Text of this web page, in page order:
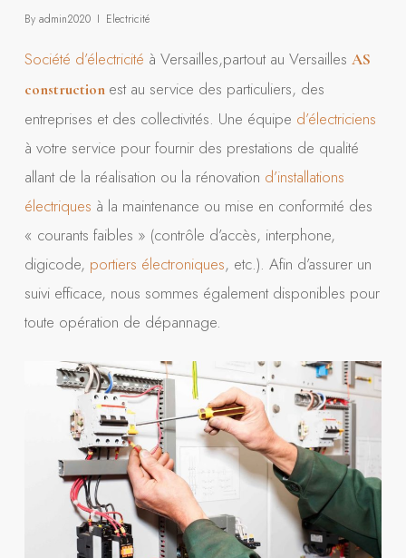
By admin2020 Electricité
Société d’électricité à Versailles,partout au Versailles AS
construction est au service des particuliers, des
entreprises et des collectivités. Une équipe d’électriciens
à votre service pour fournir des prestations de qualité
allant de la réalisation ou la rénovation d’installations
électriques à la maintenance ou mise en conformité des
« courants faibles » (contrôle d’accès, interphone,
digicode, portiers électroniques, etc.). Afin d’assurer un
suivi efficace, nous sommes également disponibles pour
toute opération de dépannage.